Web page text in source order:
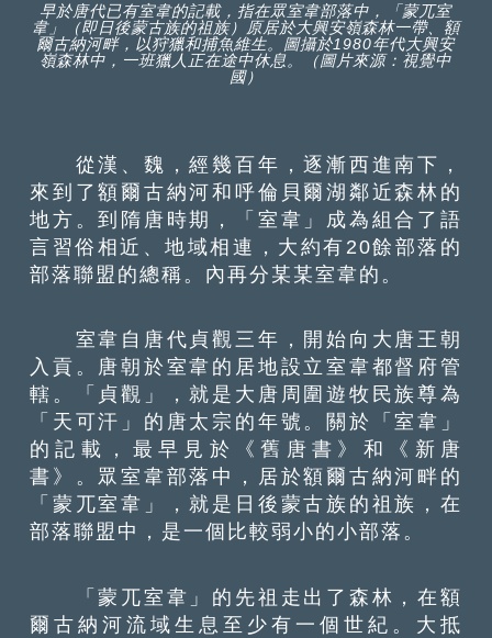
早於唐代已有室韋的記載，指在眾室韋部落中，「蒙兀室
韋」（即日後蒙古族的祖族）原居於大興安嶺森林一帶、額
爾古納河畔，以狩獵和捕魚維生。圖攝於1980年代大興安
嶺森林中，一班獵人正在途中休息。（圖片來源：視覺中
國）
從漢、魏，經幾百年，逐漸西進南下，
來到了額爾古納河和呼倫貝爾湖鄰近森林的
地方。到隋唐時期，「室韋」成為組合了語
言習俗相近、地域相連，大約有20餘部落的
部落聯盟的總稱。內再分某某室韋的。
室韋自唐代貞觀三年，開始向大唐王朝
入貢。唐朝於室韋的居地設立室韋都督府管
轄。「貞觀」，就是大唐周圍遊牧民族尊為
「天可汗」的唐太宗的年號。關於「室韋」
的記載，最早見於《舊唐書》和《新唐
書》。眾室韋部落中，居於額爾古納河畔的
「蒙兀室韋」，就是日後蒙古族的祖族，在
部落聯盟中，是一個比較弱小的小部落。
「蒙兀室韋」的先祖走出了森林，在額
爾古納河流域生息至少有一個世紀。大抵